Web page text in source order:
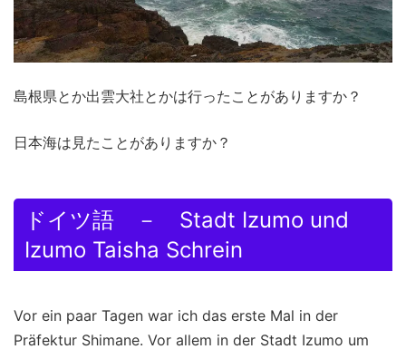
島根県とか出雲大社とかは行ったことがありますか？
日本海は見たことがありますか？
ドイツ語 － Stadt Izumo und
Izumo Taisha Schrein
Vor ein paar Tagen war ich das erste Mal in der
Präfektur Shimane. Vor allem in der Stadt Izumo um